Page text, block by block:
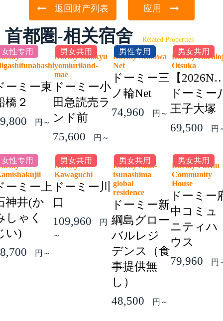
返回财产列表 应用
首都圏-相关宿舍 Related Properties
女性专用
ーミー東
橋２
円～
男女共用
Dormy Odakyu
yomiuriland-
mae
ドーミー小
田急読売ラ
ンド前
75,600
円～
男性专用
Dormy Minowa
Net
ドーミー三
ノ輪Net
74,960
円～
男女共用
Dormy
Otsuka
【
ドーミー
王子大塚
69,500
円
女性专用
ーミー上
神井(か
しゃく
い)
円～
男女共用
Dormy
Kawaguchi
ドーミー川
口
109,960
円
～
男女共用
Dormy Shin-
tsunashima
global
residence
ドーミー新
綱島グロー
バルレジ
デンス（食
事提供無
し）
48,500
円～
男女共用
Dormy Fuchu
Community
House
ドーミー
中コミュ
ニティハ
ウス
79,960
円